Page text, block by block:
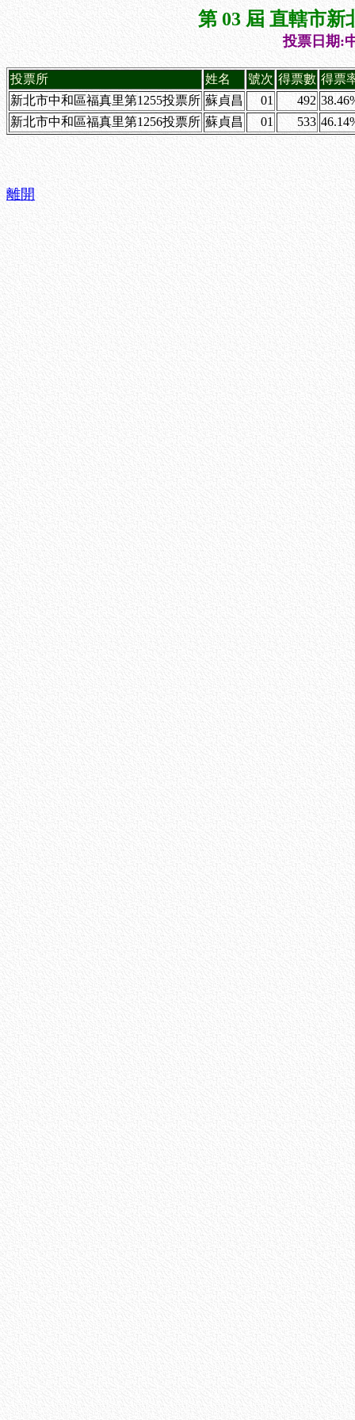
第 03 屆 直轄市新
投票日期:
投票所 姓名 號次 得票數 得票
新北市中和區福真里第1255投票所 蘇貞昌 01 492
新北市中和區福真里第1256投票所 蘇貞昌 01 533
離開